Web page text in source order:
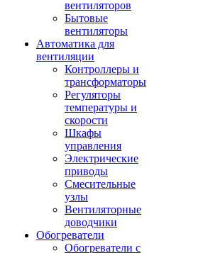
вентиляторов
Бытовые
вентиляторы
Автоматика для
вентиляции
Контроллеры и
трансформаторы
Регуляторы
температуры и
скорости
Шкафы
управления
Электрические
приводы
Смесительные
узлы
Вентиляторные
доводчики
Обогреватели
Обогреватели с